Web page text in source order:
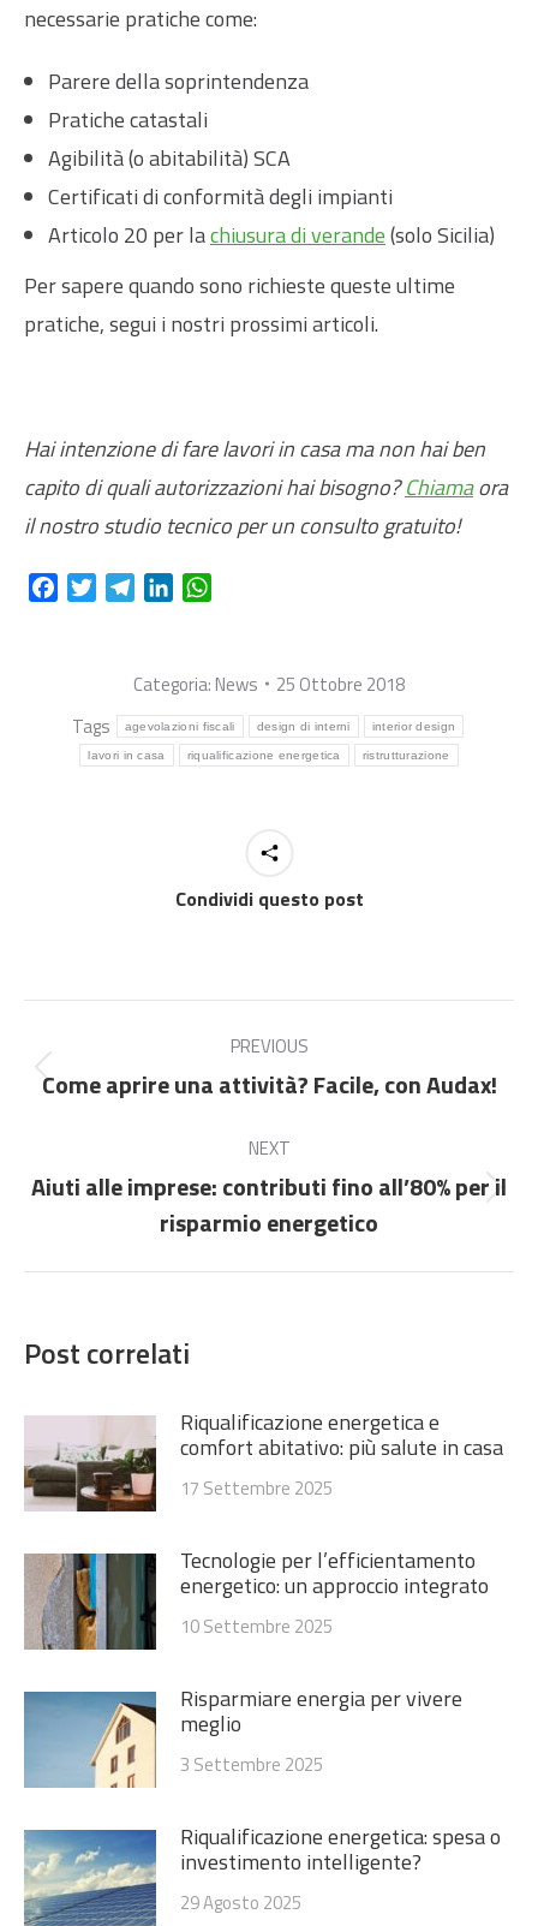
necessarie pratiche come:
Parere della soprintendenza
Pratiche catastali
Agibilità (o abitabilità) SCA
Certificati di conformità degli impianti
Articolo 20 per lachiusura di verande(solo Sicilia)
Per sapere quando sono richieste queste ultime
pratiche, segui i nostri prossimi articoli.
Hai intenzione di fare lavori in casa ma non hai ben
capito di quali autorizzazioni hai bisogno?Chiamaora
il nostro studio tecnico per un consulto gratuito!
FacebookTwitterTelegram
LinkedIn
Categoria: News
25 Ottobre 2018
Tags
agevolazioni fiscali design di interni interior design
lavori in casa riqualificazione energetica ristrutturazione
Condividi questo post
Commento
di
navigazione
PREVIOUS
Stile
Come aprire una attività? Facile, con Audax!
NEXT
Numero
di
posts:
Aiuti alle imprese: contributi fino all’80% per il
risparmio energetico
Post correlati
Riqualificazione energetica e
comfort abitativo: più salute in casa
17 Settembre 2025
Tecnologie per l’efficientamento
energetico: un approccio integrato
10 Settembre 2025
Risparmiare energia per vivere
meglio
3 Settembre 2025
Riqualificazione energetica: spesa o
investimento intelligente?
29 Agosto 2025